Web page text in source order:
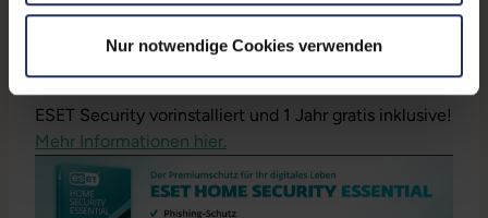
Nur notwendige Cookies verwenden
ESET Security vorinstalliert und 1 Jahr gratis inklusive!
Mehr Informationen hier.